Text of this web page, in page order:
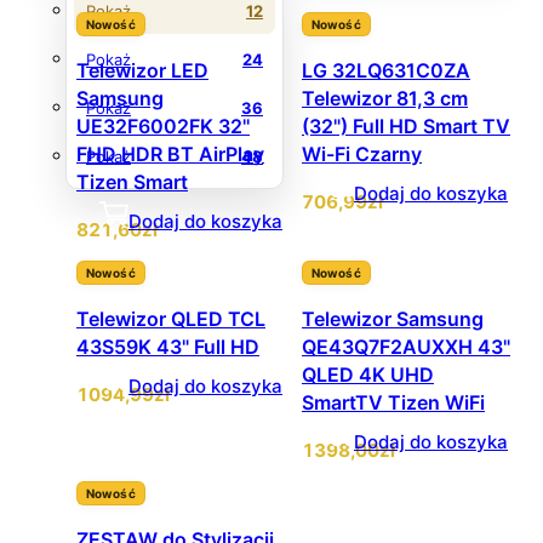
Pokaż 12
Pokaż 24
Pokaż 36
Pokaż 48
Nowość
Telewizor LED
Samsung
UE32F6002FK 32''
FHD HDR BT AirPlay
Tizen Smart
821,60zł
Dodaj do koszyka
Nowość
LG 32LQ631C0ZA
Telewizor 81,3 cm
(32") Full HD Smart TV
Wi-Fi Czarny
706,99zł
Dodaj do koszyka
Nowość
Telewizor QLED TCL
43S59K 43" Full HD
1094,99zł
Dodaj do koszyka
Nowość
Telewizor Samsung
QE43Q7F2AUXXH 43"
QLED 4K UHD
SmartTV Tizen WiFi
1398,00zł
Dodaj do koszyka
Nowość